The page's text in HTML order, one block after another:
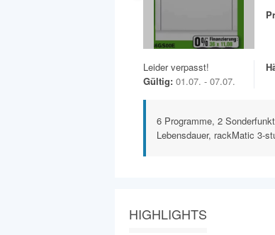
Leider verpasst!
Gültig: 01.07. - 07.07.
6 Programme, 2
Lebensdauer, rackMatic 3-
HIGHLIGHTS